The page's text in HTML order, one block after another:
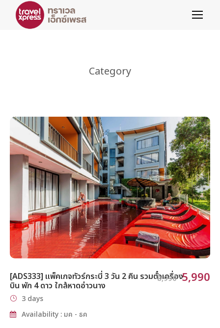
Category
[ADS333] แพ็คเกจทัวร์กระบี่ 3 วัน 2 คืน รวมตั๋วเครื่อง
บิน พัก 4 ดาว ใกล้หาดอ่าวนาง
8,990 5,990
3 days
Availability : มค - ธค